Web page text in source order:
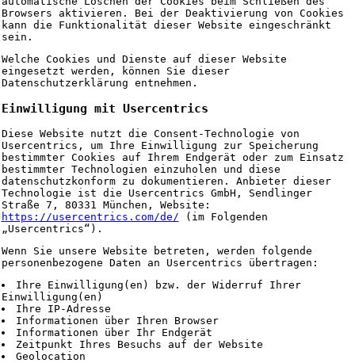
Browsers aktivieren. Bei der Deaktivierung von Cookies
kann die Funktionalität dieser Website eingeschränkt
sein.
Welche Cookies und Dienste auf dieser Website
eingesetzt werden, können Sie dieser
Datenschutzerklärung entnehmen.
Einwilligung mit Usercentrics
Diese Website nutzt die Consent-Technologie von
Usercentrics, um Ihre Einwilligung zur Speicherung
bestimmter Cookies auf Ihrem Endgerät oder zum Einsatz
bestimmter Technologien einzuholen und diese
datenschutzkonform zu dokumentieren. Anbieter dieser
Technologie ist die Usercentrics GmbH, Sendlinger
Straße 7, 80331 München, Website:
https://usercentrics.com/de/ (im Folgenden
„Usercentrics“).
Wenn Sie unsere Website betreten, werden folgende
personenbezogene Daten an Usercentrics übertragen:
Ihre Einwilligung(en) bzw. der Widerruf Ihrer
Einwilligung(en)
Ihre IP-Adresse
Informationen über Ihren Browser
Informationen über Ihr Endgerät
Zeitpunkt Ihres Besuchs auf der Website
Geolocation